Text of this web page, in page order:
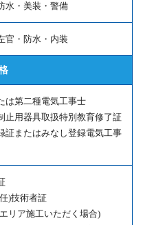
水・美装・警備
官・防水・内装
は第二種電気工事士
止用器具取扱特別教育修了証
証またはみなし登録電気工事
)技術者証
リア施工いただく場合)